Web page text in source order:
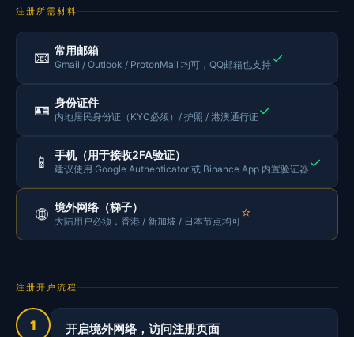
注册所需材料
📧 常用邮箱
Gmail / Outlook / ProtonMail 均可，QQ邮箱也支持✓
🪪 身份证件
内地居民身份证（KYC必须）/ 护照 / 港澳通行证✓
📱 手机（用于接收2FA验证）
建议使用 Google Authenticator 或 Binance App 内置验证器 ✓
🌐 境外网络（梯子）
大陆用户必须，香港 / 新加坡 / 日本节点均可
⭐
注册开户流程
1 开启境外网络，访问注册页面